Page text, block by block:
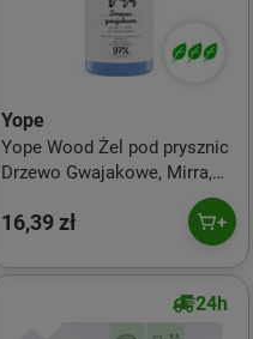
Yope
Yope Wood Żel pod prysznic
Drzewo Gwajakowe, Mirra,
16,39 zł
24h